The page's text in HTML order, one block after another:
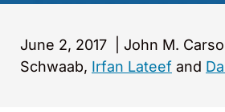
June 2, 2017
John M.
Schwaab, Irfan Lateef and